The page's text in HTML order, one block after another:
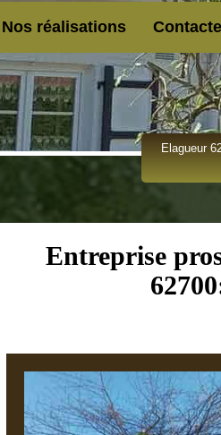
Nos réalisations
Elagueur
Entreprise